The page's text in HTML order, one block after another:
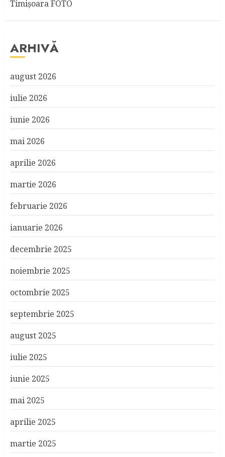
Timişoara FOTO
ARHIVĂ
august 2026
iulie 2026
iunie 2026
mai 2026
aprilie 2026
martie 2026
februarie 2026
ianuarie 2026
decembrie 2025
noiembrie 2025
octombrie 2025
septembrie 2025
august 2025
iulie 2025
iunie 2025
mai 2025
aprilie 2025
martie 2025